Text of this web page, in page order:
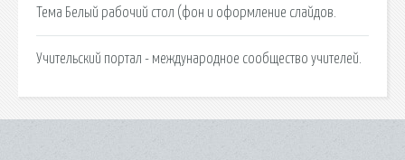
Тема Белый рабочий стол (фон и оформление слайдов.
Учительский портал - международное сообщество учителей.